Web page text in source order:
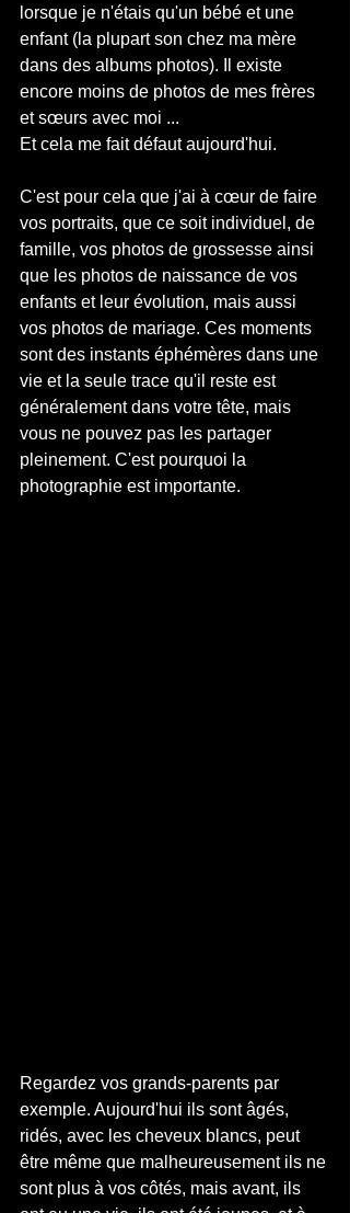
lorsque je n'étais qu'un bébé et une
enfant (la plupart son chez ma mère
dans des albums photos). Il existe
encore moins de photos de mes frères
et sœurs avec moi ...
Et cela me fait défaut aujourd'hui.
C'est pour cela que j'ai à cœur de faire
vos portraits, que ce soit individuel, de
famille, vos photos de grossesse ainsi
que les photos de naissance de vos
enfants et leur évolution, mais aussi
vos photos de mariage. Ces moments
sont des instants éphémères dans une
vie et la seule trace qu'il reste est
généralement dans votre tête, mais
vous ne pouvez pas les partager
pleinement. C'est pourquoi la
photographie est importante.
Regardez vos grands-parents par
exemple. Aujourd'hui ils sont âgés,
ridés, avec les cheveux blancs, peut
être même que malheureusement ils ne
sont plus à vos côtés, mais avant, ils